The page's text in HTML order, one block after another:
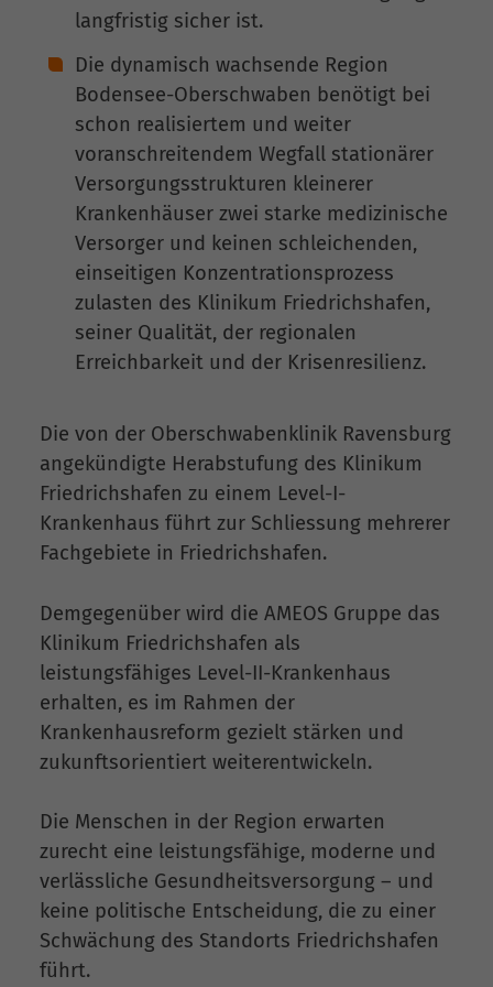
langfristig sicher ist.
Die dynamisch wachsende Region
Bodensee-Oberschwaben benötigt bei
schon realisiertem und weiter
voranschreitendem Wegfall stationärer
Versorgungsstrukturen kleinerer
Krankenhäuser zwei starke medizinische
Versorger und keinen schleichenden,
einseitigen Konzentrationsprozess
zulasten des Klinikum Friedrichshafen,
seiner Qualität, der regionalen
Erreichbarkeit und der Krisenresilienz.
Die von der Oberschwabenklinik Ravensburg
angekündigte Herabstufung des Klinikum
Friedrichshafen zu einem Level-I-
Krankenhaus führt zur Schliessung mehrerer
Fachgebiete in Friedrichshafen.
Demgegenüber wird die AMEOS Gruppe das
Klinikum Friedrichshafen als
leistungsfähiges Level-II-Krankenhaus
erhalten, es im Rahmen der
Krankenhausreform gezielt stärken und
zukunftsorientiert weiterentwickeln.
Die Menschen in der Region erwarten
zurecht eine leistungsfähige, moderne und
verlässliche Gesundheitsversorgung – und
keine politische Entscheidung, die zu einer
Schwächung des Standorts Friedrichshafen
führt.